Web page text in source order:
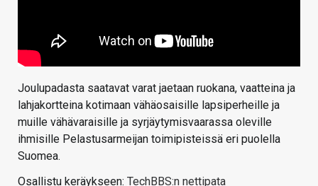
Joulupadasta saatavat varat jaetaan ruokana, vaatteina ja
lahjakortteina kotimaan vähäosaisille lapsiperheille ja
muille vähävaraisille ja syrjäytymisvaarassa oleville
ihmisille Pelastusarmeijan toimipisteissä eri puolella
Suomea.
Osallistu keräykseen: TechBBS:n nettipata